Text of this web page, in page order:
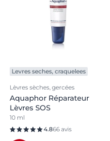
Levres seches, craquelees
Lèvres sèches, gercées
Aquaphor Réparateur
Lèvres SOS
10 ml
4.866 avis